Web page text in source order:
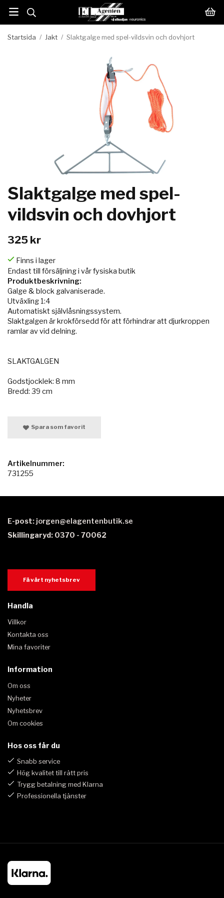
Startsida / Jakt / Slaktgalge med spel-vildsvin och dovhjort
Slaktgalge med spel-
vildsvin och dovhjort
325 kr
Finns i lager
Endast till försäljning i vår fysiska butik
Produktbeskrivning:
Galge & block galvaniserade.
Utväxling 1:4
Automatiskt självlåsningssystem.
Slaktgalgen är krokförsedd för att förhindrar att djurkroppen
ramlar av vid delning.
SLAKTGALGEN
Godstjocklek: 8 mm
Bredd: 39 cm
Spara som favorit
Artikelnummer:
731255
E-post: jorgen@elagentenbutik.se
Skillingaryd: 0370 - 70062
Få vårt nyhetsbrev
Handla
Villkor
Kontakta oss
Mina favoriter
Information
Om oss
Nyheter
Nyhetsbrev
Om cookies
Hos oss får du
Snabb service
Hög kvalitet till rätt pris
Trygg betalning med Klarna
Professionella tjänster